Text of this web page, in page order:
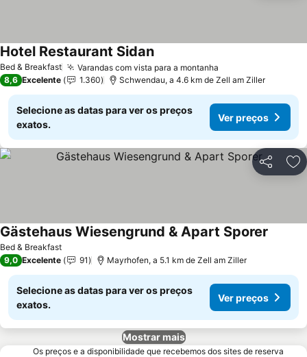
Bed & Breakfast Varandas com vista para a montanha
Hotel Restaurant Sidan
8,6 Excelente 1.360 Schwendau, a 4.6 km de Zell am Ziller
Selecione as datas para ver os preços
exatos.
Ver preços
Partilhar
Bed & Breakfast
Gästehaus Wiesengrund & Apart Sporer
9,0 Excelente 91 Mayrhofen, a 5.1 km de Zell am Ziller
Selecione as datas para ver os preços
exatos.
Ver preços
Mostrar mais
Os preços e a disponibilidade que recebemos dos sites de reserva